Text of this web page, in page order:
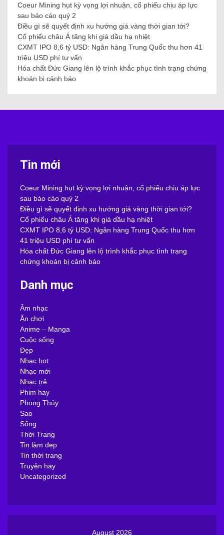
Coeur Mining hụt kỳ vọng lợi nhuận, cổ phiếu chịu áp lực
sau báo cáo quý 2
Điều gì sẽ quyết định xu hướng giá vàng thời gian tới?
Cổ phiếu châu Á tăng khi giá dầu hạ nhiệt
CXMT IPO 8,6 tỷ USD: Ngân hàng Trung Quốc thu hơn 41
triệu USD phí tư vấn
Hóa chất Đức Giang lên lộ trình khắc phục tình trạng chứng
khoán bị cảnh báo
Tin mới
Coeur Mining hụt kỳ vọng lợi nhuận, cổ phiếu chịu áp lực
sau báo cáo quý 2
Điều gì sẽ quyết định xu hướng giá vàng thời gian tới?
Cổ phiếu châu Á tăng khi giá dầu hạ nhiệt
CXMT IPO 8,6 tỷ USD: Ngân hàng Trung Quốc thu hơn
41 triệu USD phí tư vấn
Hóa chất Đức Giang lên lộ trình khắc phục tình trạng
chứng khoán bị cảnh báo
Danh mục
Âm nhạc
Ăn chơi
Anime – Manga
Cuộc sống
Đẹp
Nhạc hot
Nhạc mới
Nhạc trẻ
Phim hay
Phong Thủy
Sao
Sống
Thời Trang
Tin làm đẹp
Tin thời trang
Truyện hay
Uncategorized
August 2026